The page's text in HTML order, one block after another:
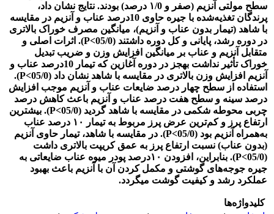
سطح مولتی آنزیم (صفر و ۱/0 درصد) بودند. نتایج نشان داد،
پرندگان تغذیه‌شده با جیره‌ حاوی 10درصد عناب و آنزیم در مقایسه
با شاهد (تیمار بدون عناب و آنزیم)، میانگین مصرف خوراک بالاتری
در دوره رشد، پایانی و کل دوره داشتند (05/0>P). اثرات اصلی و
متقابل آنزیم و عناب بر میانگین افزایش وزن و ضریب تبدیل
خوراک تأثیر نداشت به­جز در دوره آغازین که تیمار 10درصد عناب و
آنزیم افزایش وزن بالاتری در مقایسه با شاهد نشان داد (05/0>P).
استفاده از سطح چهار درصد ضایعات عناب و آنزیم موجب افزایش
درصد سینه و سطح هفت درصد عناب و آنزیم باعث کاهش درصد
چربی محوطه شکمی در مقایسه با شاهد گردید (05/0>P). بیشترین
ارتفاع پرز و کم‌ترین عرض پرز مربوط به تیمار ۱۰ درصد عناب
به‌همراه آنزیم بود (05/0>P). در مقایسه با شاهد، تیمار حاوی آنزیم
(بدون عناب) نسبت ارتفاع پرز به عمق کریپت بالاتری داشت
(05/0>P). بنابراین، افزودن ۱۰درصد پودر میوه عناب ضایعاتی به
جیره جوجه‌های گوشتی و مکمل کردن آن با آنزیم باعث بهبود
عملکرد رشد و کیفیت گوشت می­گردد.
کلیدواژه‌ها